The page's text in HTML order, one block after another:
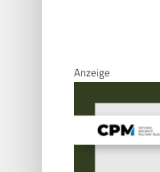
Anzeige